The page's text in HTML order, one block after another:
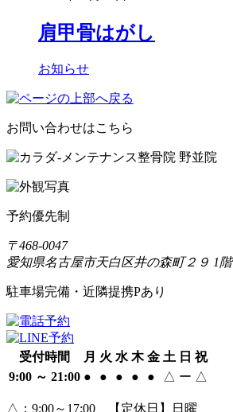
肩甲骨はがし
お知らせ
お問い合わせはこちら
予約優先制
〒468-0047
愛知県名古屋市天白区井の森町２９ 1階
駐車場完備・近隣提携Pあり
受付時間 月 火 水 木 金 土 日 祝
9:00 ～ 21:00 ● ● ● ● ● △ ー △
△ ：9:00～17:00 【定休日】日曜